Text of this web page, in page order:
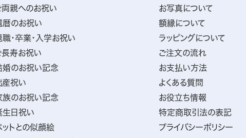
両親へのお祝い
暦のお祝い
職・卒業・入学お祝い
長寿お祝い
婚のお祝い記念
産祝い
族のお祝い記念
生日祝い
ットとの似顔絵
お写真について
額縁について
ラッピングについて
ご注文の流れ
お支払い方法
よくある質問
お役立ち情報
特定商取引法の表記
プライバシーポリシー